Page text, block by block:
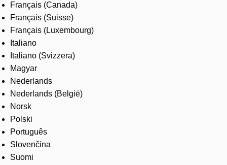
Français (Canada)
Français (Suisse)
Français (Luxembourg)
Italiano
Italiano (Svizzera)
Magyar
Nederlands
Nederlands (België)
Norsk
Polski
Português
Slovenčina
Suomi